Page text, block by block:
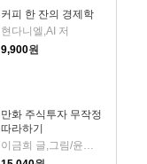
커피 한 잔의 경제학
현다니엘,AI 저
9,900원
만화 주식투자 무작정
따라하기
이금희 글,그림/윤재수 원작